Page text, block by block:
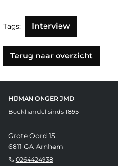
Tags: Interview
Terug naar overzicht
HIJMAN ONGERIJMD
Boekhandel sinds 1895
Grote Oord 15,
6811 GA Arnhem
0264424938